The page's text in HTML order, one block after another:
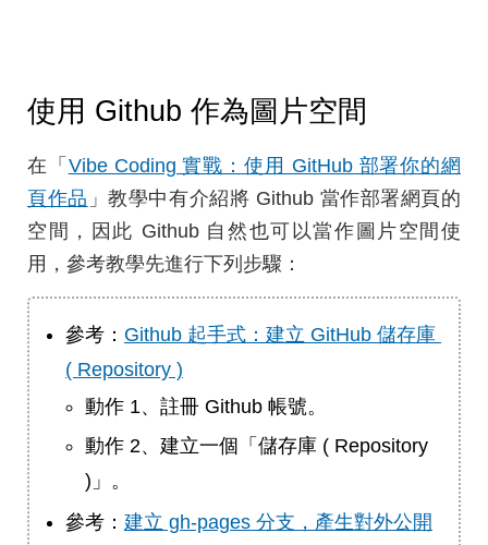
使用 Github 作為圖片空間
在「 Vibe Coding 實戰：使用 GitHub 部署你的網
頁作品 」教學中有介紹將 Github 當作部署網頁的
空間，因此 Github 自然也可以當作圖片空間使
用，參考教學先進行下列步驟：
參考： Github 起手式：建立 GitHub 儲存庫
( Repository )
動作 1、註冊 Github 帳號。
動作 2、建立一個「儲存庫 ( Repository
)」。
參考： 建立 gh-pages 分支，產生對外公開